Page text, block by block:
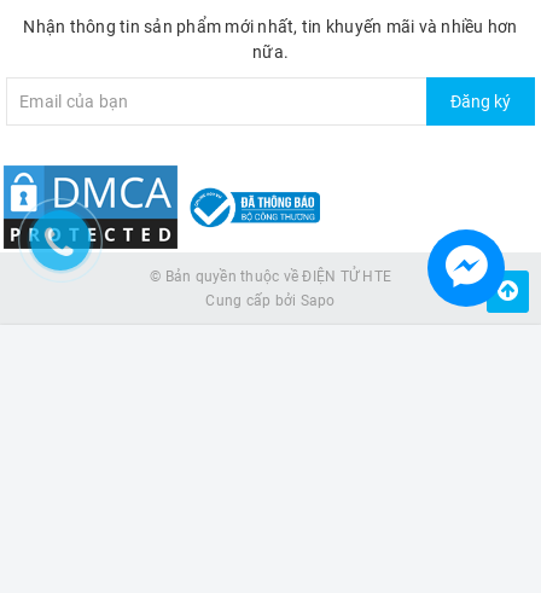
Nhận thông tin sản phẩm mới nhất, tin khuyến mãi và nhiều hơn
nữa.
Đăng ký
© Bản quyền thuộc vềĐIỆN TỬ HTE
Cung cấp bởi Sapo